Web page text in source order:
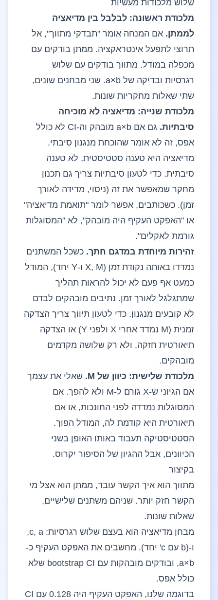
שלוש מלכודות מעשיות
מלכודת ראשונה: לבלבל בין מדיאציה
לממתן. אם המנחה אומר "תבדקי מתווך", אל
תרוצי לתפעל אינטראקציה. ממתן בודקים עם
מכפלה במודל. מתווך בודקים עם שלוש
רגרסיות ובדיקה של a×b. שני מבחנים שונים,
שתי שאלות מחקריות שונות.
מלכודת שנייה: מדיאציה לא מוכיחה
סיבתיות.
גם אם a×b מובהק וה-CI לא כולל
אפס, זה לא אומר שהוכחת מנגנון סיבתי.
מדיאציה היא טענה סטטיסטית, לא טענה
סיבתית. כדי לטעון סיבתיות צריך גם תכנון
מחקר שמאפשר את זה (ניסוי, מדידה לאורך
זמן). כשכותבים, אפשר לומר "תואמת מדיאציה"
או "האפקט העקיף היה מובהק", לא "המסוגלות
גורמת לאקלים".
זהירות מיוחדת במדגם חתך. כשכל המשתנים
נמדדו באותה נקודת זמן (X, M ו-Y יחד), המודל
כמעט אף פעם לא יכול להראות תהליך
שמתגלגל לאורך זמן. נתיבים מובהקים לבדם
לא קובעים מנגנון. כדי לטעון תיווך צריך הצדקה
זמנית (M נמדד אחרי X ולפני Y) או הצדקה
תיאורטית חזקה, ולא רק שלושה מקדמים
מובהקים.
מלכודת שלישית: כיוון של M.
שאלי את עצמך
אם הגיוני ש-X גורם ל-M ולא להפך. אם
המסוגלות נמדדה לפני החונכות, או אם
תיאורטית היא קודמת לה, המודל הפוך.
הסטטיסטיקה תעבוד באותו האופן בשני
הכיוונים, אבל ההגיון של הסיפור יקרוס.
בקיצור
מתווך הוא איך הקשר עובד, ממתן הוא אצל מי
הקשר חזק יותר. שניהם משתנים שלישיים,
שאלות שונות.
מבחן מדיאציה הוא בעצם שלוש רגרסיות: c, a,
ו-(b עם c' יחד). מחשבים את האפקט העקיף כ-
a×b, ובודקים מובהקות עם bootstrap CI שלא
כולל אפס.
בדוגמה שלנו, האפקט העקיף היה 0.128 עם CI